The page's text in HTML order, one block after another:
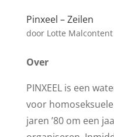
Pinxeel – Zeilen
door Lotte Malcontent
Over
PINXEEL is een
voor
jaren ’80 om een